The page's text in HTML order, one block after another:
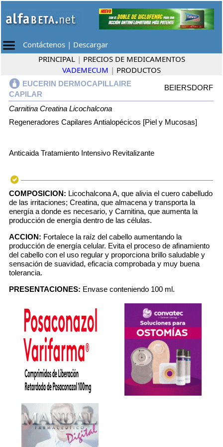
Contáctenos | Descargar
PRINCIPAL | PRECIOS DE MEDICAMENTOS
VADEMECUM | PRODUCTOS
EUCERIN DERMOCAPILLAIRE
CAPILAR
BEIERSDORF
Carnitina Creatina Licochalcona
Regeneradores Capilares Antialopécicos [Piel y Mucosas]
Anticaida Tratamiento Intensivo Revitalizante
COMPOSICION: Licochalcona A, que alivia el cuero cabelludo
de las irritaciones; Creatina, que almacena y transporta la
energía a donde es necesario, y Carnitina, que aumenta la
producción de energía dentro de las células.
ACCION: Fortalece la raíz del cabello aumentando la
producción de energía celular. Evita el proceso de afinamiento
del cabello con el uso regular y proporciona brillo saludable y
sensación de suavidad, eficacia comprobada y muy buena
tolerancia.
PRESENTACIONES: Envase conteniendo 100 ml.